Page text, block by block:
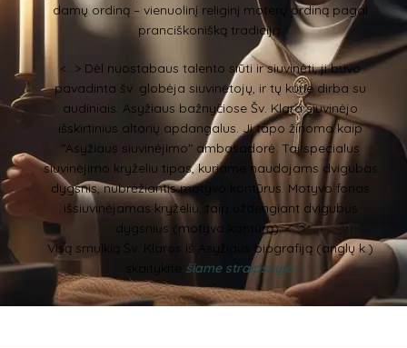
damų ordiną – vienuolinį religinį moterų ordiną pagal
pranciškonišką tradiciją.
<...> Dėl nuostabaus talento siūti ir siuvinėti, ji buvo
pavadinta šv. globėja siuvinėtojų, ir tų kurie dirba su
audiniais. Asyžiaus bažnyčiose Šv. Klara siuvinėjo
išskirtinius altorių apdangalus. Ji tapo žinoma kaip
"Asyžiaus siuvinėjimo" ambasadorė. Tai specialus
siuvinėjimo kryželiu tipas, kuriame naudojams dvigubas
dygsnis, nubrėžiantis motyvo kontūrus. Motyvo fonas
išsiuvinėjamas kryželiu, taip uždengiant dvigubus
dygsnius (motyvo kontūrą). <...>
Visą smulkią Šv. Klaros iš Asyžiaus biografiją (anglų k.)
skaitykite šiame straipsnyje.